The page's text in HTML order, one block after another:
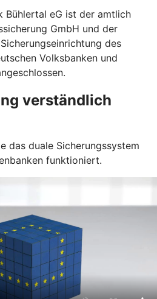
Bühlertal eG ist der amtlich
GmbH und der
des
Volksbanken und
verständlich
das duale Sicherungssystem
funktioniert.